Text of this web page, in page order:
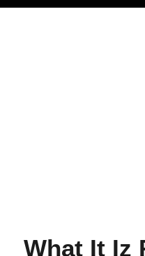
What It Iz